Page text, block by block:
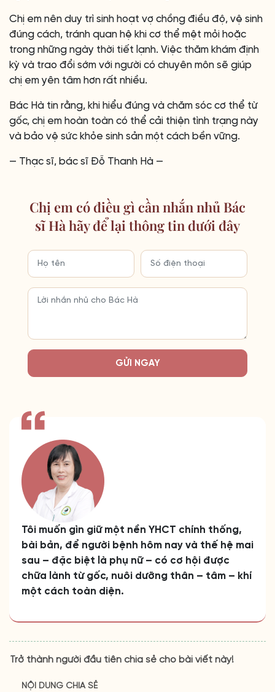
Chị em nên duy trì sinh hoạt vợ chồng điều độ, vệ sinh
đúng cách, tránh quan hệ khi cơ thể mệt mỏi hoặc
trong những ngày thời tiết lạnh. Việc thăm khám định
kỳ và trao đổi sớm với người có chuyên môn sẽ giúp
chị em yên tâm hơn rất nhiều.
Bác Hà tin rằng, khi hiểu đúng và chăm sóc cơ thể từ
gốc, chị em hoàn toàn có thể cải thiện tình trạng này
và bảo vệ sức khỏe sinh sản một cách bền vững.
— Thạc sĩ, bác sĩ Đỗ Thanh Hà —
Chị em có điều gì cần nhắn nhủ Bác
sĩ Hà hãy để lại thông tin dưới đây
GỬI NGAY
Tôi muốn gìn giữ một nền YHCT chính thống,
bài bản, để người bệnh hôm nay và thế hệ mai
sau – đặc biệt là phụ nữ – có cơ hội được
chữa lành từ gốc, nuôi dưỡng thân – tâm – khí
một cách toàn diện.
Trở thành người đầu tiên chia sẻ cho bài viết này!
NỘI DUNG CHIA SẺ